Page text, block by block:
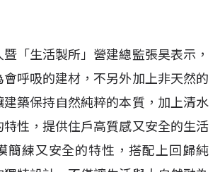
「生活製所」營建總監張昊表示，
會呼吸的建材，不另外加上非天然的
築保持自然純粹的本質，加上清水
性，提供住戶高質感又安全的生活
簡練又安全的特性，搭配上回歸純